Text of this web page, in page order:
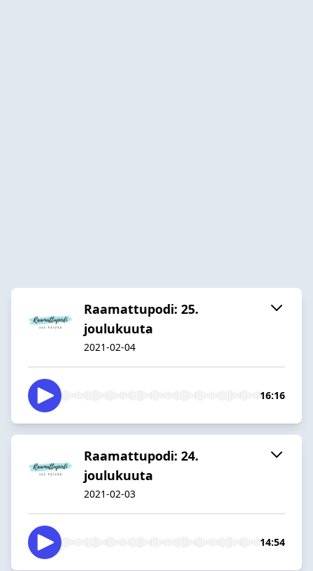
Raamattupodi: 25.
joulukuuta
2021-02-04
16:16
Raamattupodi: 24.
joulukuuta
2021-02-03
14:54